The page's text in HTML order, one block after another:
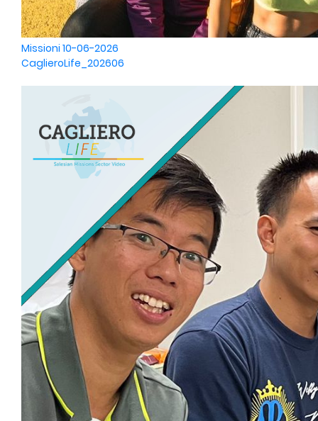
Missioni 10-06-2026
CaglieroLife_202606